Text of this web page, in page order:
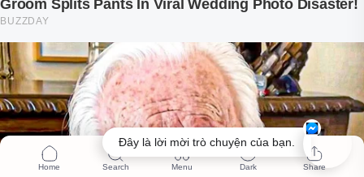
Đây là lời mời trò chuyện của bạn.